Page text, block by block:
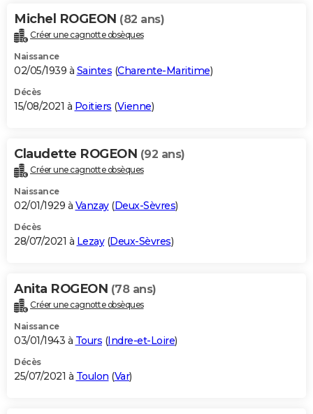
Michel ROGEON (82 ans)
Créer une cagnotte obsèques
Naissance
02/05/1939 à Saintes (Charente-Maritime)
Décès
15/08/2021 à Poitiers (Vienne)
Claudette ROGEON (92 ans)
Créer une cagnotte obsèques
Naissance
02/01/1929 à Vanzay(Deux-Sèvres)
Décès
28/07/2021 à Lezay(Deux-Sèvres)
Anita ROGEON (78 ans)
Créer une cagnotte obsèques
Naissance
03/01/1943 à Tours (Indre-et-Loire)
Décès
25/07/2021 à Toulon (Var)